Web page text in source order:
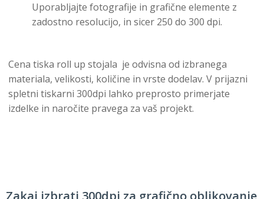
Uporabljajte fotografije in grafične elemente z
zadostno resolucijo, in sicer 250 do 300 dpi.
Cena tiska roll up stojala je odvisna od izbranega
materiala, velikosti, količine in vrste dodelav. V prijazni
spletni tiskarni 300dpi lahko preprosto primerjate
izdelke in naročite pravega za vaš projekt.
Zakaj izbrati 300dpi za grafično oblikovanje